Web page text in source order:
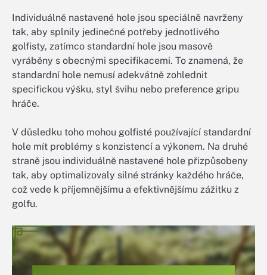
Individuálně nastavené hole jsou speciálně navrženy
tak, aby splnily jedinečné potřeby jednotlivého
golfisty, zatímco standardní hole jsou masově
vyráběny s obecnými specifikacemi. To znamená, že
standardní hole nemusí adekvátně zohlednit
specifickou výšku, styl švihu nebo preference gripu
hráče.
V důsledku toho mohou golfisté používající standardní
hole mít problémy s konzistencí a výkonem. Na druhé
straně jsou individuálně nastavené hole přizpůsobeny
tak, aby optimalizovaly silné stránky každého hráče,
což vede k příjemnějšímu a efektivnějšímu zážitku z
golfu.